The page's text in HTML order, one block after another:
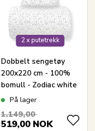
2 x putetrekk
Dobbelt sengetøy
200x220 cm - 100%
bomull - Zodiac white
- Vendbart med
På lager
1.149,00
519,00 NOK